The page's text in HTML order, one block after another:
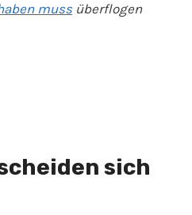
mussüberflogen
sich